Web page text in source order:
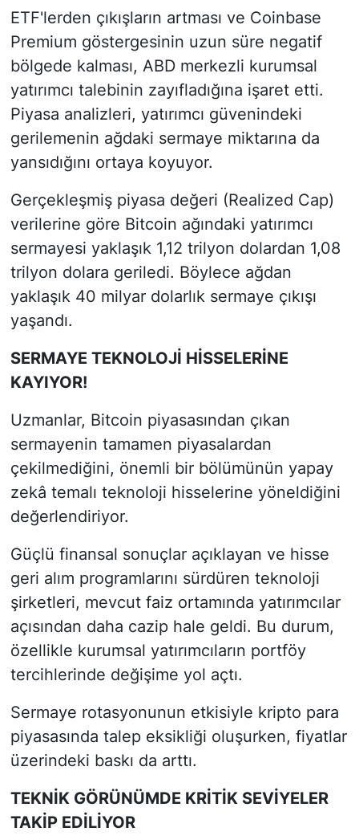
ETF'lerden çıkışların artması ve Coinbase
Premium göstergesinin uzun süre negatif
bölgede kalması, ABD merkezli kurumsal
yatırımcı talebinin zayıfladığına işaret etti.
Piyasa analizleri, yatırımcı güvenindeki
gerilemenin ağdaki sermaye miktarına da
yansıdığını ortaya koyuyor.
Gerçekleşmiş piyasa değeri (Realized Cap)
verilerine göre Bitcoin ağındaki yatırımcı
sermayesi yaklaşık 1,12 trilyon dolardan 1,08
trilyon dolara geriledi. Böylece ağdan
yaklaşık 40 milyar dolarlık sermaye çıkışı
yaşandı.
SERMAYE TEKNOLOJİ HİSSELERİNE
KAYIYOR!
Uzmanlar, Bitcoin piyasasından çıkan
sermayenin tamamen piyasalardan
çekilmediğini, önemli bir bölümünün yapay
zekâ temalı teknoloji hisselerine yöneldiğini
değerlendiriyor.
Güçlü finansal sonuçlar açıklayan ve hisse
geri alım programlarını sürdüren teknoloji
şirketleri, mevcut faiz ortamında yatırımcılar
açısından daha cazip hale geldi. Bu durum,
özellikle kurumsal yatırımcıların portföy
tercihlerinde değişime yol açtı.
Sermaye rotasyonunun etkisiyle kripto para
piyasasında talep eksikliği oluşurken, fiyatlar
üzerindeki baskı da arttı.
TEKNİK GÖRÜNÜMDE KRİTİK SEVİYELER
TAKİP EDİLİYOR